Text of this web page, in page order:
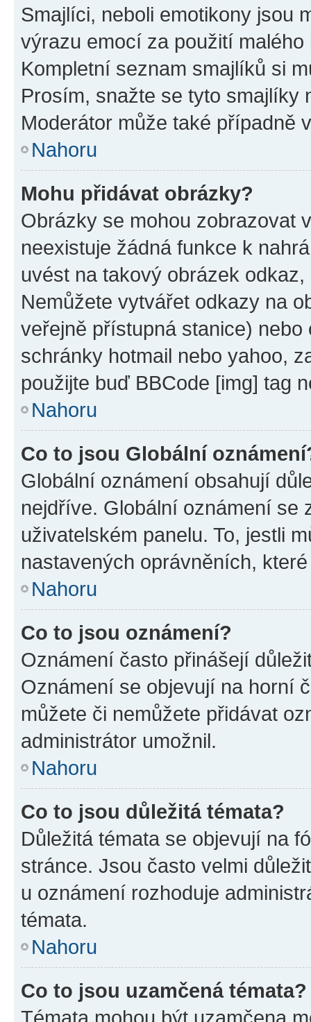
Smajlíci, neboli emotikony jsou
výrazu emocí za použití
Kompletní seznam smajlíků si
Prosím, snažte se tyto smajlíky
Moderátor může také případně
Nahoru
Mohu přidávat obrázky?
Obrázky se mohou zobrazovat
neexistuje žádná funkce k
uvést na takový obrázek
Nemůžete vytvářet odkazy na
veřejně přístupná stanice)
schránky hotmail nebo yahoo,
použijte buď BBCode [img] tag
Nahoru
Co to jsou Globální
Globální oznámení obsahují
nejdříve. Globální oznámení se
uživatelském panelu. To, jestli
nastavených oprávněních,
Nahoru
Co to jsou oznámení?
Oznámení často přinášejí
Oznámení se objevují na horní
můžete či nemůžete přidávat
administrátor umožnil.
Nahoru
Co to jsou důležitá témata?
Důležitá témata se objevují na
stránce. Jsou často velmi
u oznámení rozhoduje
témata.
Nahoru
Co to jsou uzamčená témata?